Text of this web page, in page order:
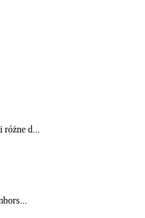
różne d...